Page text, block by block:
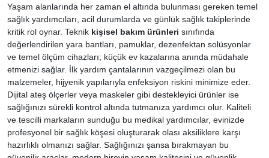
Yaşam alanlarında her zaman el altında bulunması gereken temel
sağlık yardımcıları, acil durumlarda ve günlük sağlık takiplerinde
kritik rol oynar. Teknik kişisel bakım ürünleri sınıfında
değerlendirilen yara bantları, pamuklar, dezenfektan solüsyonlar
ve temel ölçüm cihazları; küçük ev kazalarına anında müdahale
etmenizi sağlar. İlk yardım çantalarının vazgeçilmezi olan bu
malzemeler, hijyenik yapılarıyla enfeksiyon riskini minimize eder.
Dijital ateş ölçerler veya maskeler gibi destekleyici ürünler ise
sağlığınızı sürekli kontrol altında tutmanıza yardımcı olur. Kaliteli
ve tescilli markaların sunduğu bu medikal yardımcılar, evinizde
profesyonel bir sağlık köşesi oluşturarak olası aksiliklere karşı
hazırlıklı olmanızı sağlar. Sağlığınızı şansa bırakmayan bu